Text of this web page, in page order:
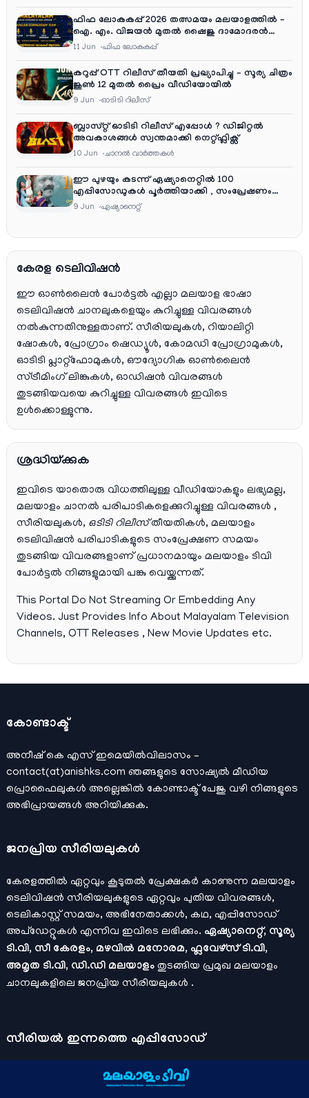
ഫിഫ ലോകകപ്പ് 2026 തത്സമയം മലയാളത്തിൽ –
ഐ. എം. വിജയൻ മുതൽ ഷൈജു ദാമോദരൻ
വരെ കമന്ററി സംഘത്തിൽ
11 Jun ഫിഫ ലോകകപ്പ്
കറുപ്പ് OTT റിലീസ് തീയതി പ്രഖ്യാപിച്ചു – സൂര്യ ചിത്രം
ജൂൺ 12 മുതൽ പ്രൈം വീഡിയോയിൽ
9 Jun ഓടിടി റിലീസ്
ബ്ലാസ്റ്റ് ഓടിടി റിലീസ് എപ്പോൾ ? ഡിജിറ്റൽ
അവകാശങ്ങൾ സ്വന്തമാക്കി നെറ്റ്ഫ്ലിക്സ്
10 Jun ചാനല്‍ വാര്‍ത്തകള്‍
ഈ പുഴയും കടന്ന് ഏഷ്യാനെറ്റിൽ 100
എപ്പിസോഡുകൾ പൂർത്തിയാക്കി , സംപ്രേഷണം
തിങ്കൾ മുതൽ വെള്ളി വരെ രാത്രി 9:30 ന്
9 Jun ഏഷ്യാനെറ്റ്‌
കേരള ടെലിവിഷൻ
ഈ ഓൺലൈൻ പോർട്ടൽ എല്ലാ മലയാള ഭാഷാ
ടെലിവിഷൻ ചാനലുകളെയും കുറിച്ചുള്ള വിവരങ്ങൾ
നൽകുന്നതിനുള്ളതാണ്. സീരിയലുകൾ, റിയാലിറ്റി
ഷോകൾ, പ്രോഗ്രാം ഷെഡ്യൂൾ, കോമഡി പ്രോഗ്രാമുകൾ,
ഓടിടി പ്ലാറ്റ്‌ഫോമുകൾ, ഔദ്യോഗിക ഓൺലൈൻ
സ്ട്രീമിംഗ് ലിങ്കുകൾ, ഓഡിഷൻ വിവരങ്ങൾ
തുടങ്ങിയവയെ കുറിച്ചുള്ള വിവരങ്ങൾ ഇവിടെ
ഉൾക്കൊള്ളുന്നു.
ശ്രദ്ധിയ്ക്കുക
ഇവിടെ യാതൊരു വിധത്തിലുള്ള വീഡിയോകളും ലഭ്യമല്ല,
മലയാളം ചാനല്‍ പരിപാടികളെക്കുറിച്ചുള്ള വിവരങ്ങള്‍ ,
സീരിയലുകള്‍, ഒടിടി റിലീസ്തീയതികള്‍, മലയാളം
ടെലിവിഷന്‍ പരിപാടികളുടെ സംപ്രേക്ഷണ സമയം
തുടങ്ങിയ വിവരങ്ങളാണ് പ്രധാനമായും മലയാളം ടിവി
പോര്‍ട്ടല്‍ നിങ്ങളുമായി പങ്കു വെയ്ക്കുന്നത്.
This Portal Do Not Streaming Or Embedding Any
Videos. Just Provides Info About Malayalam Television
Channels, OTT Releases , New Movie Updates etc.
കോണ്ടാക്ട്
അനീഷ്‌ കെ എസ് ഇമെയില്‍വിലാസം –
contact(at)anishks.com ഞങ്ങളുടെ സോഷ്യല്‍ മീഡിയ
പ്രൊഫൈലുകള്‍ അല്ലെങ്കില്‍ കോണ്ടാക്ട്പേജു വഴി നിങ്ങളുടെ
അഭിപ്രായങ്ങള്‍ അറിയിക്കുക.
ജനപ്രിയ സീരിയലുകള്‍
കേരളത്തിൽ ഏറ്റവും കൂടുതൽ പ്രേക്ഷകർ കാണുന്ന മലയാളം
ടെലിവിഷൻ സീരിയലുകളുടെ ഏറ്റവും പുതിയ വിവരങ്ങൾ,
ടെലികാസ്റ്റ് സമയം, അഭിനേതാക്കൾ, കഥ, എപ്പിസോഡ്
അപ്ഡേറ്റുകൾ എന്നിവ ഇവിടെ ലഭിക്കും. ഏഷ്യാനെറ്റ്, സൂര്യ
ടി.വി, സീ കേരളം, മഴവിൽ മനോരമ, ഫ്ലവേഴ്സ് ടി.വി,
അമൃത ടി.വി, ഡി.ഡി മലയാളം തുടങ്ങിയ പ്രമുഖ മലയാളം
ചാനലുകളിലെ ജനപ്രിയ സീരിയലുകൾ .
സീരിയല്‍ ഇന്നത്തെ എപ്പിസോഡ്
ചാനലുകളുടെ ഔദ്യോഗിക മൊബൈല്‍ ആപ്പുകള്‍ , ഒഫിഷ്യല്‍
യൂട്യൂബ് ചാനല്‍ ഇവ ഉപയോഗപ്പെടുത്തി കഴിഞ്ഞുപോയ